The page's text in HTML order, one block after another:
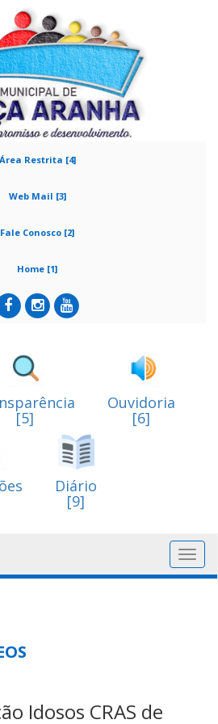
Área Restrita [4]
Web Mail [3]
Fale Conosco [2]
Home [1]
[5]
Ouvidoria
[6]
Diário
[9]
Idosos CRAS de